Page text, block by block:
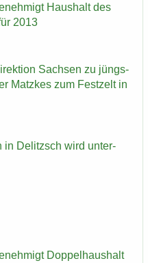
Haus­halt des
2013
Sach­sen zu jüngs­
Matz­kes zum Fest­zelt in
in De­litzsch wird un­ter­
Dop­pel­haus­halt